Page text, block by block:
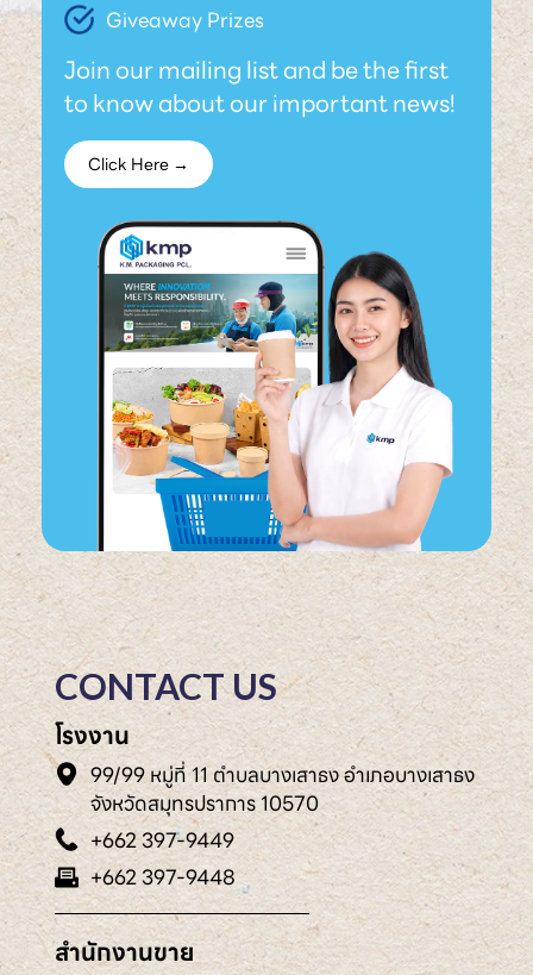
Giveaway Prizes
Join our mailing list and be the first
to know about our important news!
Click Here →
CONTACT US
โรงงาน
99/99 หมู่ที่ 11 ตำบลบางเสาธง อำเภอบางเสาธง
จังหวัดสมุทรปราการ 10570
+662 397-9449
+662 397-9448
สำนักงานขาย